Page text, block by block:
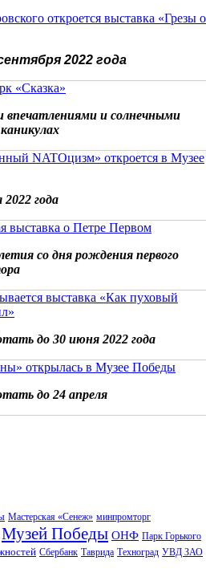
откроется выставка «Грезы о
2022 года
«Сказка»
впечатлениями и солнечными
NATOцизм» откроется в Музее
года
выставка о Петре Первом
со дня рождения первого
выставка «Как пуховый
до 30 июня 2022 года
открылась в Музее Победы
до 24 апреля
Мастерская «Сенеж» минпромторг
Музей Победы ОНФ Парк Горького
Сбербанк Таврида Техноград УВД ЗАО